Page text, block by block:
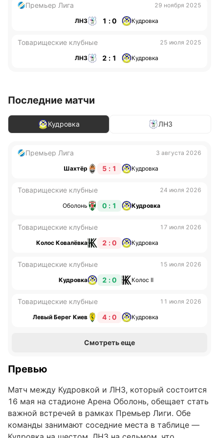
Премьер Лига 29 ноября 2025
ЛНЗ 1 : 0 Кудровка
Товарищеские клубные 25 июля 2025
ЛНЗ 2 : 1 Кудровка
Последние матчи
Кудровка ЛНЗ
Премьер Лига 3 августа 2026
Шахтёр 5 : 1 Кудровка
Товарищеские клубные 24 июля 2026
Оболонь 0 : 1 Кудровка
Товарищеские клубные 17 июля 2026
Колос Ковалёвка 2 : 0 Кудровка
Товарищеские клубные 15 июля 2026
Кудровка 2 : 0 Колос II
Товарищеские клубные 11 июля 2026
Левый Берег Киев 4 : 0 Кудровка
Смотреть еще
Превью
Матч между Кудровкой и ЛНЗ, который состоится
16 мая на стадионе Арена Оболонь, обещает стать
важной встречей в рамках Премьер Лиги. Обе
команды занимают соседние места в таблице —